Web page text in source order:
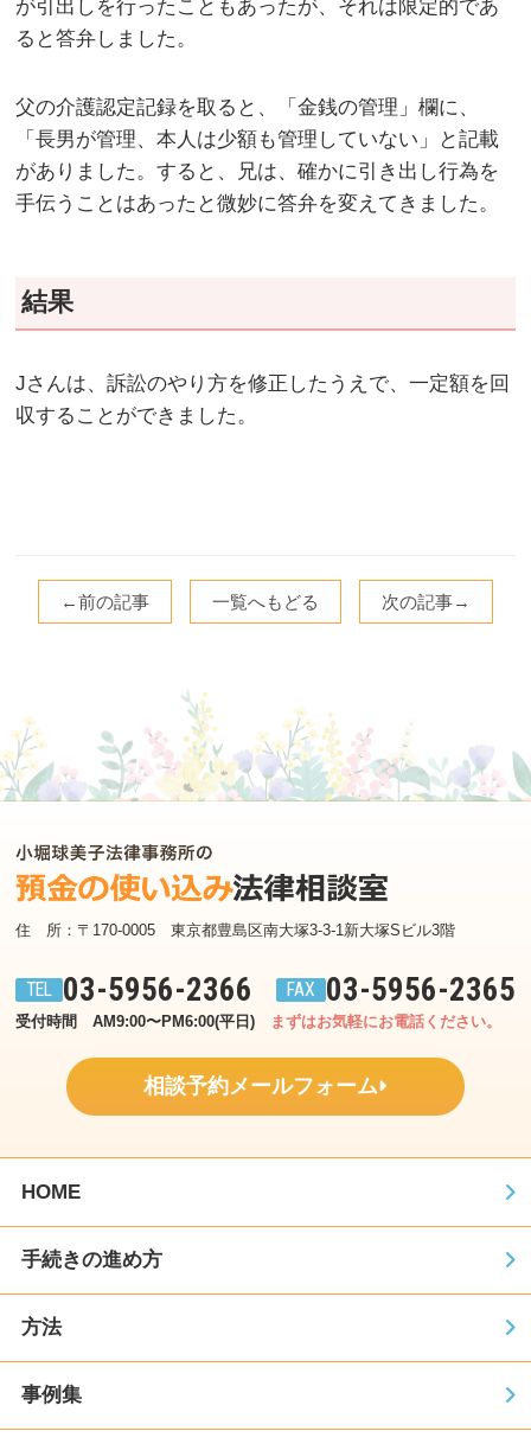
が引出しを行ったこともあったが、それは限定的であ
ると答弁しました。
父の介護認定記録を取ると、「金銭の管理」欄に、
「長男が管理、本人は少額も管理していない」と記載
がありました。すると、兄は、確かに引き出し行為を
手伝うことはあったと微妙に答弁を変えてきました。
結果
Jさんは、訴訟のやり方を修正したうえで、一定額を回
収することができました。
←前の記事 一覧へもどる 次の記事→
住　所：〒170-0005　東京都豊島区南大塚3-3-1新大塚Sビル3階
03-5956-2366 03-5956-2365
受付時間　AM9:00〜PM6:00(平日) まずはお気軽にお電話ください。
相談予約メールフォーム
HOME
手続きの進め方
方法
事例集